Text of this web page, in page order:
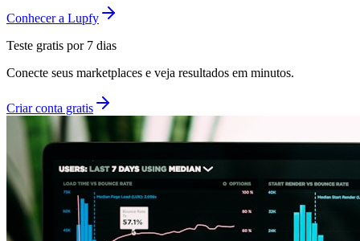
Conhecer a Lupfy
Teste gratis por 7 dias
Conecte seus marketplaces e veja resultados em minutos.
Criar conta gratis